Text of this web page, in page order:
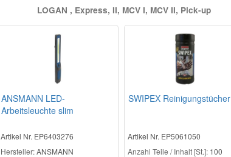
LOGAN , Express, II, MCV I, MCV II, Pick-up
ANSMANN LED-
Arbeitsleuchte slim
Artikel Nr. EP6403276
Hersteller: ANSMANN
SWIPEX Reinigungstücher
Artikel Nr. EP5061050
Anzahl Teile / Inhalt [St.]:100